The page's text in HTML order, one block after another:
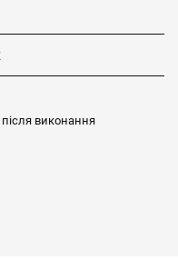
виконання